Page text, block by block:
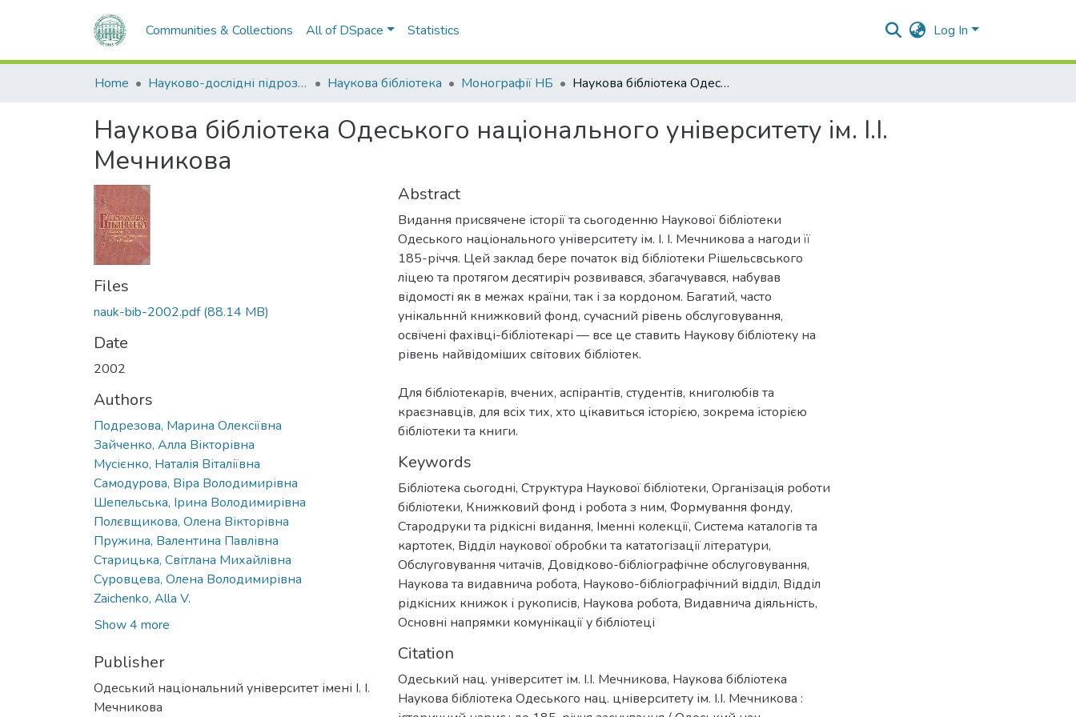
Communities & Collections All of DSpace Statistics Log In
Home Науково-дослідні підрозділи Наукова бібліотека Монографії НБ Наукова бібліотека Одеського національного університету ім. І.І. Мечникова
Наукова бібліотека Одеського національного університету ім. І.І.
Мечникова
Files
nauk-bib-2002.pdf(88.14 MB)
Date
2002
Authors
Подрезова, Марина Олексіївна
Зайченко, Алла Вікторівна
Мусієнко, Наталія Віталіївна
Самодурова, Віра Володимирівна
Шепельська, Ірина Володимирівна
Полєвщикова, Олена Вікторівна
Пружина, Валентина Павлівна
Старицька, Світлана Михайлівна
Суровцева, Олена Володимирівна
Zaichenko, Аlla V.
Show 4 more
Publisher
Одеський національний університет імені І. І.
Мечникова
Abstract
Видання присвячене історії та сьогоденню Наукової бібліотеки
Одеського національного університету ім. І. І. Мечникова а нагоди її
185-річчя. Цей заклад бере початок від бібліотеки Рішельсвського
ліцею та протягом десятиріч розвивався, збагачувався, набував
відомості як в межах країни, так і за кордоном. Багатий, часто
унікальннй книжковий фонд, сучасний рівень обслуговування,
освічені фахівці-бібліотекарі — все це ставить Наукову бібліотеку на
рівень найвідоміших світових бібліотек.
Для бібліотекарів, вчених, аспірантів, студентів, книголюбів та
краєзнавців, для всіх тих, хто цікавиться історією, зокрема історією
бібліотеки та книги.
Keywords
Бібліотека сьогодні, Структура Наукової бібліотеки, Організація роботи
бібліотеки, Книжковий фонд і робота з ним, Формування фонду,
Стародруки та рідкісні видання, Іменні колекції, Система каталогів та
картотек, Відділ наукової обробки та кататогізації літератури,
Обслуговування читачів, Довідково-бібліографічне обслуговування,
Наукова та видавнича робота, Науково-бібліографічний відділ, Відділ
рідкісних книжок і рукописів, Наукова робота, Видавнича діяльність,
Основні напрямки комунікації у бібліотеці
Citation
Одеський нац. університет ім. І.І. Мечникова, Наукова бібліотека
Наукова бібліотека Одеського нац. цніверситету ім. І.І. Мечникова :